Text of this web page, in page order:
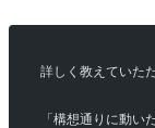
詳しく教えていた
「構想通りに動